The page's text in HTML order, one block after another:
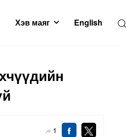
Хэв маяг English
1